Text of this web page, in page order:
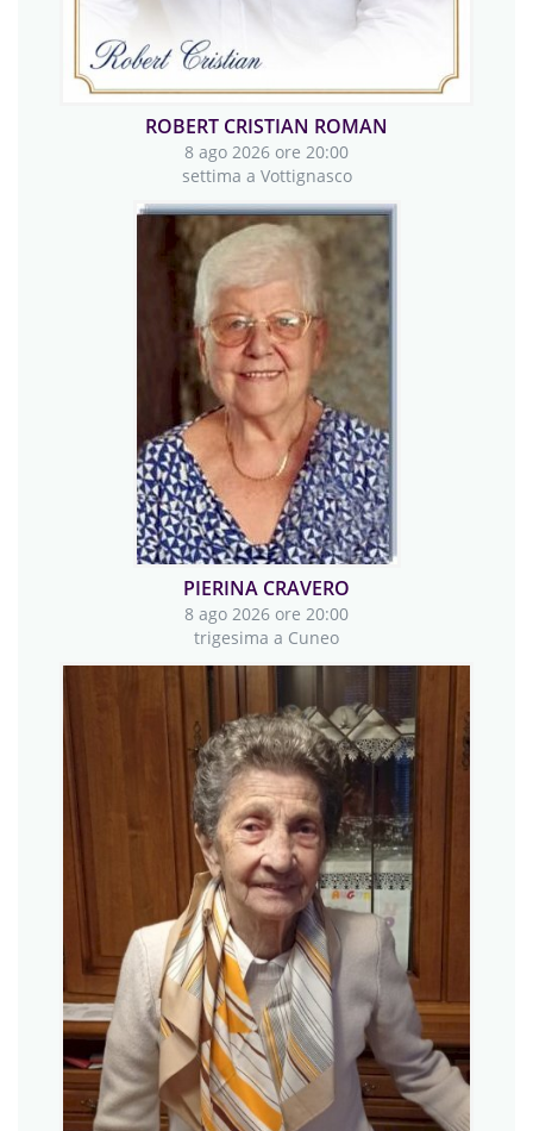
ROBERT CRISTIAN ROMAN
8 ago 2026 ore 20:00
settima a Vottignasco
PIERINA CRAVERO
8 ago 2026 ore 20:00
trigesima a Cuneo